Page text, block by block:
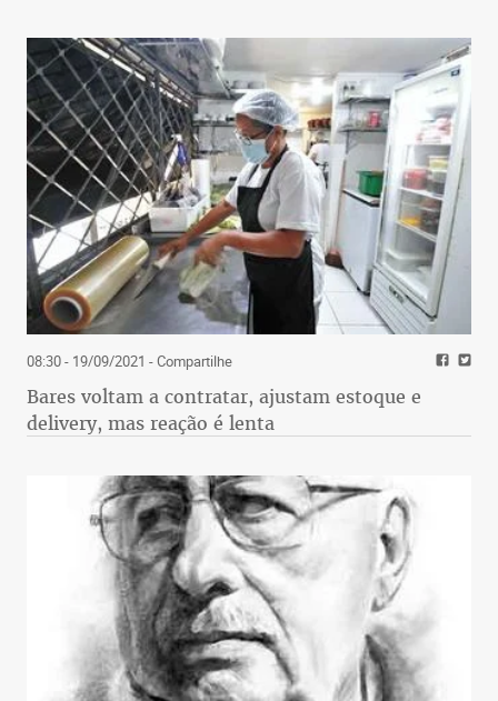
08:30 - 19/09/2021 - Compartilhe
Bares voltam a contratar, ajustam estoque e
delivery, mas reação é lenta